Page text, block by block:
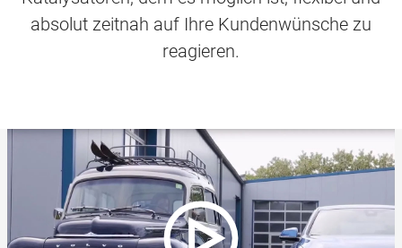
absolut zeitnah auf Ihre Kundenwünsche zu
reagieren.